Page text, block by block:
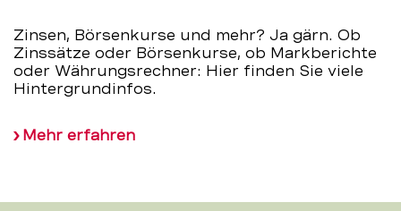
Zinsen, Börsenkurse und mehr? Ja gärn. Ob
Zinssätze oder Börsenkurse, ob Markberichte
oder Währungsrechner: Hier finden Sie viele
Hintergrundinfos.
Mehr erfahren